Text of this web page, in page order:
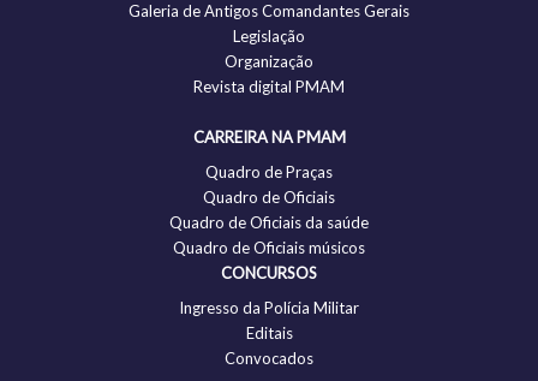
Galeria de Antigos Comandantes Gerais
Legislação
Organização
Revista digital PMAM
CARREIRA NA PMAM
Quadro de Praças
Quadro de Oficiais
Quadro de Oficiais da saúde
Quadro de Oficiais músicos
CONCURSOS
Ingresso da Polícia Militar
Editais
Convocados